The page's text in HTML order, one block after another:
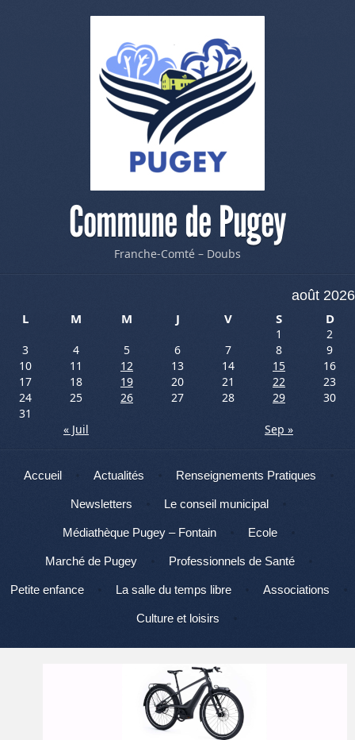
Commune de Pugey
Franche-Comté – Doubs
août 2026
L
M M J V S D
1
2
3
4 5 6 7 8
9
10
11 12 13 14 15
16
17
18 19 20 21 22
23
24
25 26 27 28 29
30
31
« Juil
Sep »
Menu
Aller au contenu
Accueil Actualités Renseignements Pratiques
Newsletters Le conseil municipal
Médiathèque Pugey – Fontain Ecole
Marché de Pugey Professionnels de Santé
Petite enfance La salle du temps libre Associations
Culture et loisirs